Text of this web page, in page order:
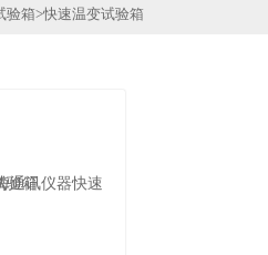
验箱>快速温变试验箱